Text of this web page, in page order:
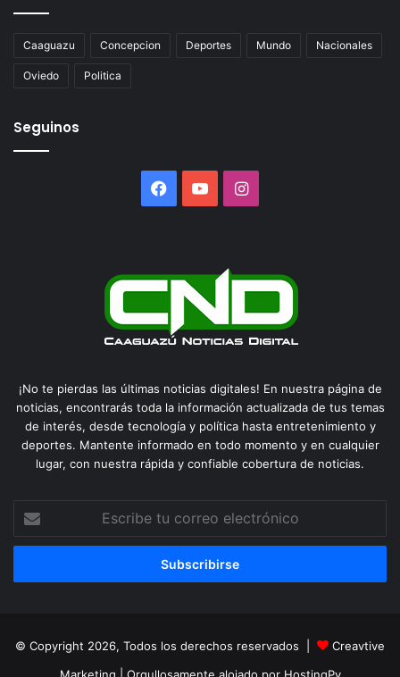
Caaguazu Concepcion Deportes Mundo Nacionales
Oviedo Politica
Seguinos
Facebook
YouTubeInstagram
¡No te pierdas las últimas noticias digitales! En nuestra página de
noticias, encontrarás toda la información actualizada de tus temas
de interés, desde tecnología y política hasta entretenimiento y
deportes. Mantente informado en todo momento y en cualquier
lugar, con nuestra rápida y confiable cobertura de noticias.
correo
© Copyright 2026, Todos los derechos reservados |
Creavtive